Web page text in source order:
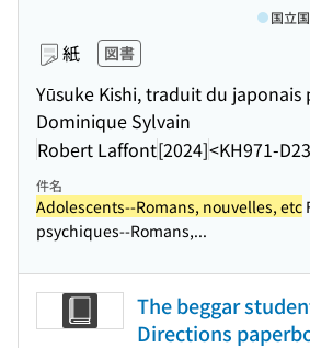
紙 図書
Yūsuke Kishi, traduit du japonais
Dominique Sylvain
Robert Laffont[2024]<KH971-
国立
件名
Adolescents--Romans, nouvelles, etc
psychiques--Romans,...
The beggar
Directions